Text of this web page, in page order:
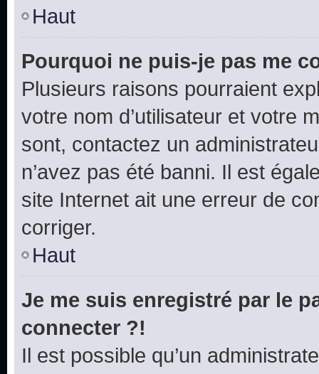
Haut
Pourquoi ne puis-je pas me
Plusieurs raisons pourraient
votre nom d’utilisateur et votre
sont, contactez un
n’avez pas été banni. Il est
site Internet ait une erreur de
corriger.
Haut
Je me suis enregistré par le
connecter ?!
Il est possible qu’un